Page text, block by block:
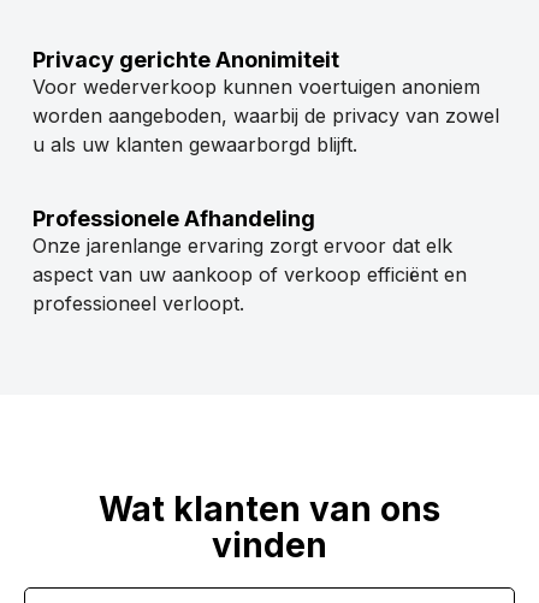
Privacy gerichte Anonimiteit
Voor wederverkoop kunnen voertuigen anoniem
worden aangeboden, waarbij de privacy van zowel
u als uw klanten gewaarborgd blijft.
Professionele Afhandeling
Onze jarenlange ervaring zorgt ervoor dat elk
aspect van uw aankoop of verkoop efficiënt en
professioneel verloopt.
Wat klanten van ons
vinden